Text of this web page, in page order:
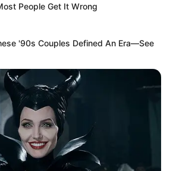
People Get It Wrong
'90s Couples Defined An Era—See